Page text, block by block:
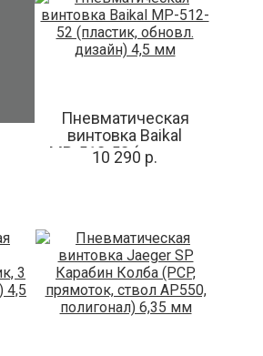
Пневматическая
винтовка Baikal
МР-512-52 (пластик,
обновл. дизайн) 4,5
10 290 р.